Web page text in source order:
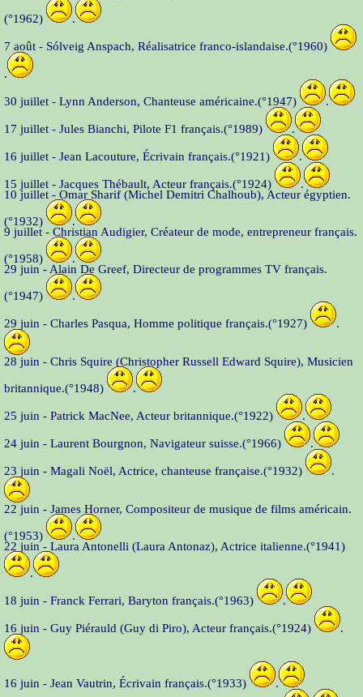
(°1962) .
7 août - Sólveig Anspach, Réalisatrice franco-islandaise.(°1960)
.
30 juillet - Lynn Anderson, Chanteuse américaine.(°1947) .
17 juillet - Jules Bianchi, Pilote F1 français.(°1989) .
16 juillet - Jean Lacouture, Écrivain français.(°1921) .
15 juillet - Jacques Thébault, Acteur français.(°1924)
.
10 juillet - Omar Sharif (Michel Demitri Chalhoub), Acteur égyptien.
(°1932)
.
9 juillet - Christian Audigier, Créateur de mode, entrepreneur français.
(°1958)
.
29 juin - Alain De Greef, Directeur de programmes TV français.
(°1947) .
29 juin - Charles Pasqua, Homme politique français.(°1927) .
28 juin - Chris Squire (Christopher Russell Edward Squire), Musicien
britannique.(°1948) .
25 juin - Patrick MacNee, Acteur britannique.(°1922) .
24 juin - Laurent Bourgnon, Navigateur suisse.(°1966) .
23 juin - Magali Noël, Actrice, chanteuse française.(°1932) .
22 juin - James Horner, Compositeur de musique de films américain.
(°1953)
.
22 juin - Laura Antonelli (Laura Antonaz), Actrice italienne.(°1941)
.
18 juin - Franck Ferrari, Baryton français.(°1963) .
16 juin - Guy Piérauld (Guy di Piro), Acteur français.(°1924) .
16 juin - Jean Vautrin, Écrivain français.(°1933) .